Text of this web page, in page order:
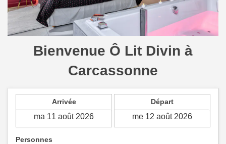
Bienvenue Ô Lit Divin à
Carcassonne
Arrivée Départ
Personnes